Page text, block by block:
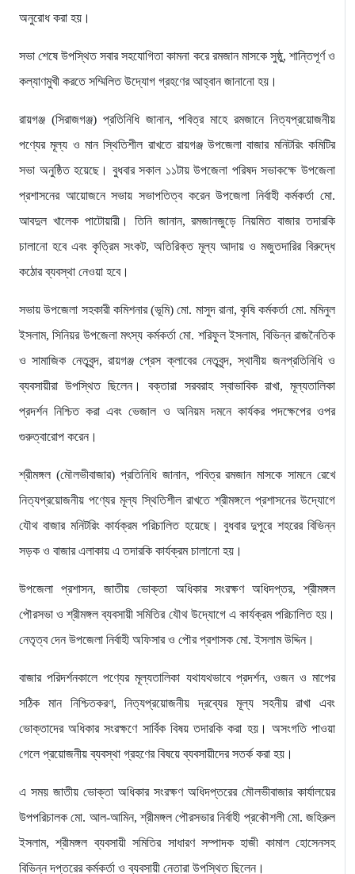
অনুরোধ করা হয়।
সভা শেষে উপস্থিত সবার সহযোগিতা কামনা করে রমজান মাসকে সুষ্ঠু, শান্তিপূর্ণ ও
কল্যাণমুখী করতে সম্মিলিত উদ্যোগ গ্রহণের আহ্বান জানানো হয়।
রায়গঞ্জ (সিরাজগঞ্জ) প্রতিনিধি জানান, পবিত্র মাহে রমজানে নিত্যপ্রয়োজনীয়
পণ্যের মূল্য ও মান স্থিতিশীল রাখতে রায়গঞ্জ উপজেলা বাজার মনিটরিং কমিটির
সভা অনুষ্ঠিত হয়েছে। বুধবার সকাল ১১টায় উপজেলা পরিষদ সভাকক্ষে উপজেলা
প্রশাসনের আয়োজনে সভায় সভাপতিত্ব করেন উপজেলা নির্বাহী কর্মকর্তা মো.
আবদুল খালেক পাটোয়ারী। তিনি জানান, রমজানজুড়ে নিয়মিত বাজার তদারকি
চালানো হবে এবং কৃত্রিম সংকট, অতিরিক্ত মূল্য আদায় ও মজুতদারির বিরুদ্ধে
কঠোর ব্যবস্থা নেওয়া হবে।
সভায় উপজেলা সহকারী কমিশনার (ভূমি) মো. মাসুদ রানা, কৃষি কর্মকর্তা মো. মমিনুল
ইসলাম, সিনিয়র উপজেলা মৎস্য কর্মকর্তা মো. শরিফুল ইসলাম, বিভিন্ন রাজনৈতিক
ও সামাজিক নেতৃবৃন্দ, রায়গঞ্জ প্রেস ক্লাবের নেতৃবৃন্দ, স্থানীয় জনপ্রতিনিধি ও
ব্যবসায়ীরা উপস্থিত ছিলেন। বক্তারা সরবরাহ স্বাভাবিক রাখা, মূল্যতালিকা
প্রদর্শন নিশ্চিত করা এবং ভেজাল ও অনিয়ম দমনে কার্যকর পদক্ষেপের ওপর
গুরুত্বারোপ করেন।
শ্রীমঙ্গল (মৌলভীবাজার) প্রতিনিধি জানান, পবিত্র রমজান মাসকে সামনে রেখে
নিত্যপ্রয়োজনীয় পণ্যের মূল্য স্থিতিশীল রাখতে শ্রীমঙ্গলে প্রশাসনের উদ্যোগে
যৌথ বাজার মনিটরিং কার্যক্রম পরিচালিত হয়েছে। বুধবার দুপুরে শহরের বিভিন্ন
সড়ক ও বাজার এলাকায় এ তদারকি কার্যক্রম চালানো হয়।
উপজেলা প্রশাসন, জাতীয় ভোক্তা অধিকার সংরক্ষণ অধিদপ্তর, শ্রীমঙ্গল
পৌরসভা ও শ্রীমঙ্গল ব্যবসায়ী সমিতির যৌথ উদ্যোগে এ কার্যক্রম পরিচালিত হয়।
নেতৃত্ব দেন উপজেলা নির্বাহী অফিসার ও পৌর প্রশাসক মো. ইসলাম উদ্দিন।
বাজার পরিদর্শনকালে পণ্যের মূল্যতালিকা যথাযথভাবে প্রদর্শন, ওজন ও মাপের
সঠিক মান নিশ্চিতকরণ, নিত্যপ্রয়োজনীয় দ্রব্যের মূল্য সহনীয় রাখা এবং
ভোক্তাদের অধিকার সংরক্ষণে সার্বিক বিষয় তদারকি করা হয়। অসংগতি পাওয়া
গেলে প্রয়োজনীয় ব্যবস্থা গ্রহণের বিষয়ে ব্যবসায়ীদের সতর্ক করা হয়।
এ সময় জাতীয় ভোক্তা অধিকার সংরক্ষণ অধিদপ্তরের মৌলভীবাজার কার্যালয়ের
উপপরিচালক মো. আল-আমিন, শ্রীমঙ্গল পৌরসভার নির্বাহী প্রকৌশলী মো. জহিরুল
ইসলাম, শ্রীমঙ্গল ব্যবসায়ী সমিতির সাধারণ সম্পাদক হাজী কামাল হোসেনসহ
বিভিন্ন দপ্তরের কর্মকর্তা ও ব্যবসায়ী নেতারা উপস্থিত ছিলেন।